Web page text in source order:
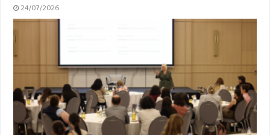
24/07/2026